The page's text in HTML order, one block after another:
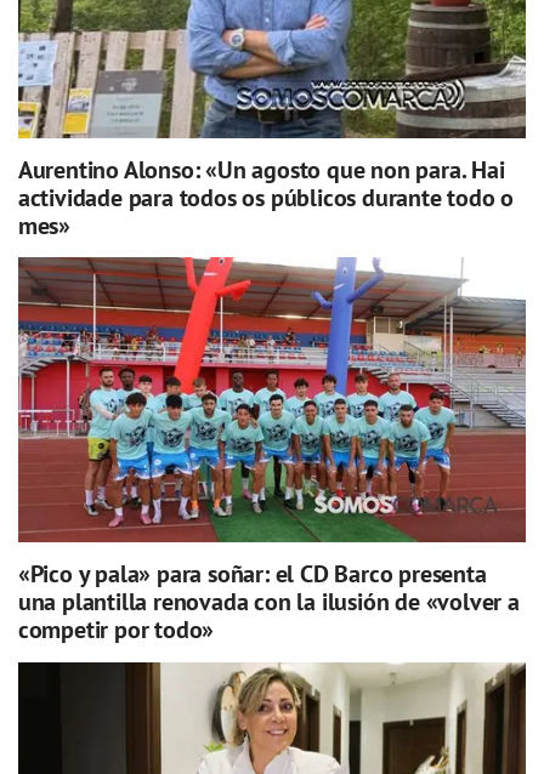
Aurentino Alonso: «Un agosto que non para. Hai
actividade para todos os públicos durante todo o
mes»
«Pico y pala» para soñar: el CD Barco presenta
una plantilla renovada con la ilusión de «volver a
competir por todo»